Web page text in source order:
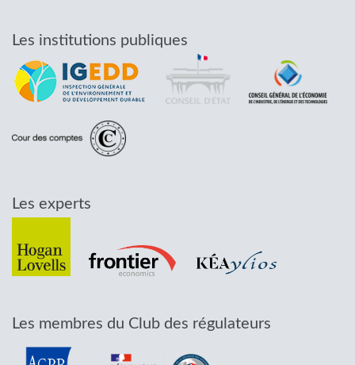
Les institutions publiques
Les experts
Les membres du Club des régulateurs